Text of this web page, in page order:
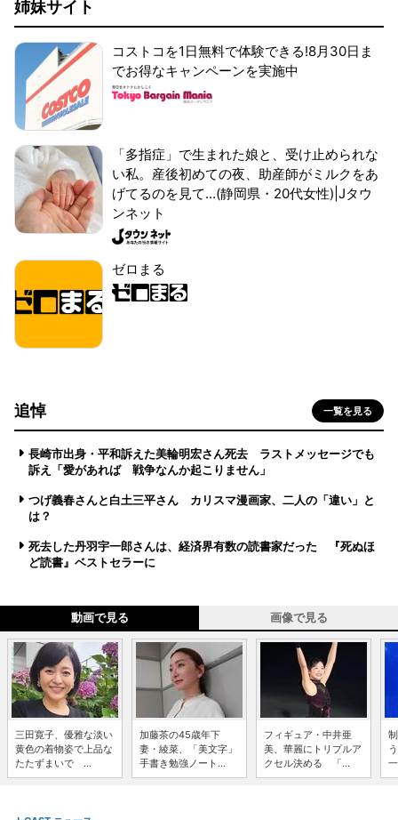
姉妹サイト
コストコを1日無料で体験できる!8月30日ま
でお得なキャンペーンを実施中
「多指症」で生まれた娘と、受け止められな
い私。産後初めての夜、助産師がミルクをあ
げてるのを見て...(静岡県・20代女性)|Jタウ
ンネット
ゼロまる
追悼 一覧を見る
長崎市出身・平和訴えた美輪明宏さん死去 ラストメッセージでも
訴え「愛があれば 戦争なんか起こりません」
つげ義春さんと白土三平さん カリスマ漫画家、二人の「違い」と
は？
死去した丹羽宇一郎さんは、経済界有数の読書家だった 『死ぬほ
ど読書』ベストセラーに
動画で見る 画像で見る
三田寛子、優雅な淡い
黄色の着物姿で上品な
たたずまいで ...
加藤茶の45歳年下
妻・綾菜、「美文字」
手書き勉強ノート...
フィギュア・中井亜
美、華麗にトリプルア
クセル決める 「...